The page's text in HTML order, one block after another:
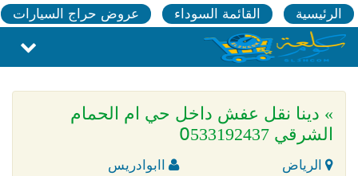
الرئيسية القائمة السوداء عروض حراج السيارات
» دينا نقل عفش داخل حي ام الحمام
الشرقي 0َ533192437
الرياض
اابوادريس